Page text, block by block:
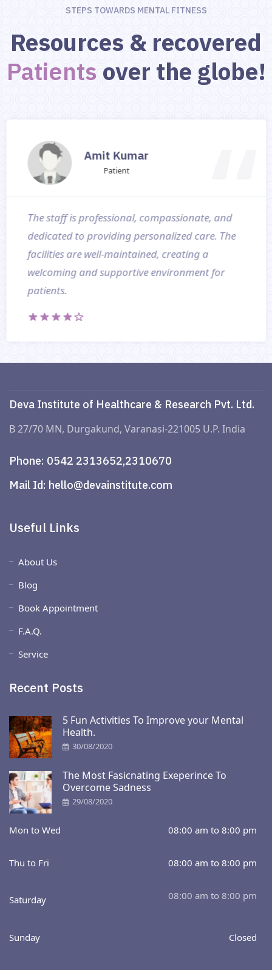
STEPS TOWARDS MENTAL FITNESS
Resources & recovered
Patients over the globe!
Amit Kumar
Patient
The staff is professional, compassionate, and
dedicated to providing personalized care. The
facilities are well-maintained, creating a
welcoming and supportive environment for
patients.
Deva Institute of Healthcare & Research Pvt. Ltd.
B 27/70 MN, Durgakund, Varanasi-221005 U.P. India
Phone: 0542 2313652,2310670
Mail Id: hello@devainstitute.com
Useful Links
About Us
Blog
Book Appointment
F.A.Q.
Service
Recent Posts
5 Fun Activities To Improve your Mental
Health.
30/08/2020
The Most Fasicnating Exeperince To
Overcome Sadness
29/08/2020
Mon to Wed 08:00 am to 8:00 pm
Thu to Fri 08:00 am to 8:00 pm
Saturday 08:00 am to 8:00 pm
Sunday Closed